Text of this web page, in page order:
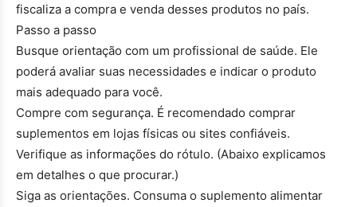
fiscaliza a compra e venda desses produtos no país.
Passo a passo
Busque orientação com um profissional de saúde. Ele
poderá avaliar suas necessidades e indicar o produto
mais adequado para você.
Compre com segurança. É recomendado comprar
suplementos em lojas físicas ou sites confiáveis.
Verifique as informações do rótulo. (Abaixo explicamos
em detalhes o que procurar.)
Siga as orientações. Consuma o suplemento alimentar